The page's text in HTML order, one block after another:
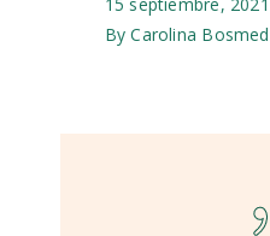
By Carolina